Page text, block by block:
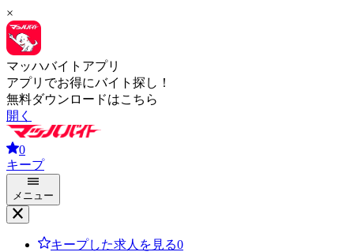
×
マッハバイトアプリ
アプリでお得にバイト探し！
無料ダウンロードはこちら
開く
0
キープ
メニュー
キープした求人を見る0